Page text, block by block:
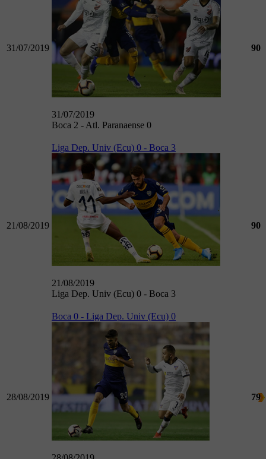
31/07/2019
31/07/2019
Boca 2 - Atl. Paranaense 0
90
21/08/2019
Liga Dep. Univ (Ecu) 0 - Boca 3
21/08/2019
Liga Dep. Univ (Ecu) 0 - Boca 3
90
28/08/2019
Boca 0 - Liga Dep. Univ (Ecu) 0
79